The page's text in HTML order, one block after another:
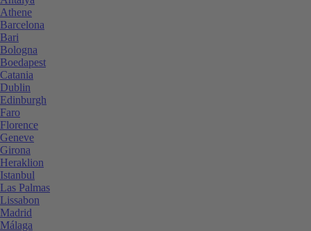
Athene
Barcelona
Bari
Bologna
Boedapest
Catania
Dublin
Edinburgh
Faro
Florence
Geneve
Girona
Heraklion
Istanbul
Las Palmas
Lissabon
Madrid
Málaga